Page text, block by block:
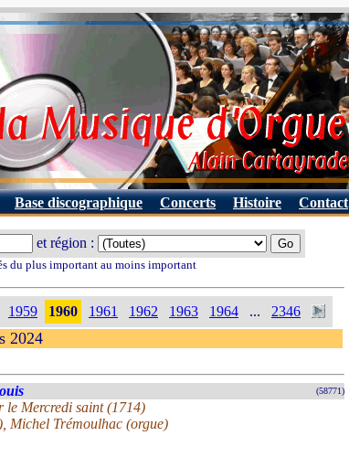
Base discographique Concerts Histoire Contact
et région :
du plus important au moins important
1959 1960 1961 1962 1963 1964 ... 2346
2024
(58771)
le Mercredi saint (1714)
Michel Trémoulhac (orgue)